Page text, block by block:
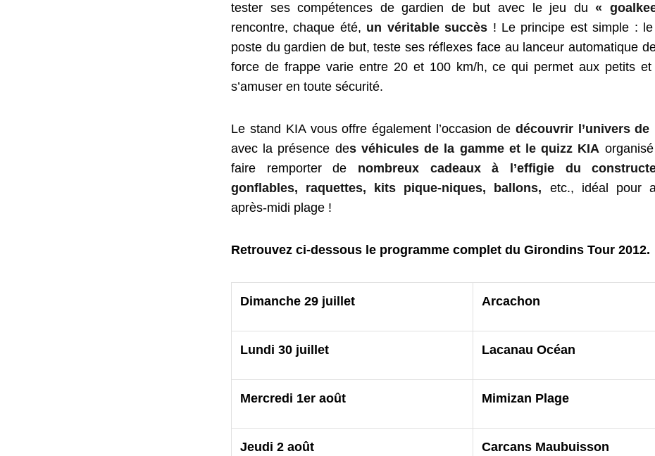
tester ses compétences de gardien de but avec le jeu du«
rencontre, chaque été, un véritable succès ! Le principe est simple :
poste du gardien de but, teste ses réflexes face au lanceur automatique
force de frappe varie entre 20 et 100 km/h, ce qui permet aux petits
s’amuser en toute sécurité.
Le stand KIA vous offre également l’occasion de découvrir l’univers de
avec la présence des véhicules de la gamme et le quizz KIA
faire remporter de nombreux cadeaux à l’effigie du
gonflables, raquettes, kits pique-niques, ballons, etc., idéal pour
après-midi plage !
Retrouvez ci-dessous le programme complet du Girondins Tour 2012.
Dimanche 29 juillet Arcachon
Lundi 30 juillet Lacanau Océan
Mercredi 1er août Mimizan Plage
Jeudi 2 août Carcans Maubuisson